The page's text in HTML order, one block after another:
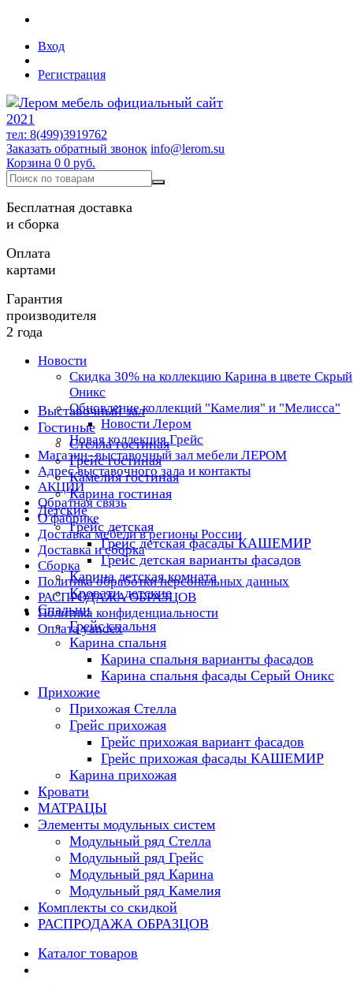
Вход
Регистрация
тел: 8(499)3919762
Заказать обратный звонок info@lerom.su
Корзина 0 0 руб.
Бесплатная доставка
и сборка
Оплата
картами
Гарантия
производителя
2 года
Новости
Скидка 30% на коллекцию Карина в цвете Скрый
Оникс
Обновление коллекций "Камелия" и "Мелисса"
Новости Лером
Новая коллекция Грейс
Магазин- выставочный зал мебели ЛЕРОМ
Адрес выставочного зала и контакты
АКЦИИ
Обратная связь
О фабрике
Доставка мебели в регионы России
Доставка и сборка
Сборка
Политика обработки персональных данных
РАСПРОДАЖА ОБРАЗЦОВ
Политика конфиденциальности
Оплата yandex
Выставочный зал
Гостиные
Стелла гостиная
Грейс гостиная
Камелия гостиная
Карина гостиная
Детские
Грейс детская
Грейс детская фасады КАШЕМИР
Грейс детская варианты фасадов
Карина детская комната
Кровати детские
Спальни
Грейс спальня
Карина спальня
Карина спальня варианты фасадов
Карина спальня фасады Серый Оникс
Прихожие
Прихожая Стелла
Грейс прихожая
Грейс прихожая вариант фасадов
Грейс прихожая фасады КАШЕМИР
Карина прихожая
Кровати
МАТРАЦЫ
Элементы модульных систем
Модульный ряд Стелла
Модульный ряд Грейс
Модульный ряд Карина
Модульный ряд Камелия
Комплекты со скидкой
РАСПРОДАЖА ОБРАЗЦОВ
Каталог товаров